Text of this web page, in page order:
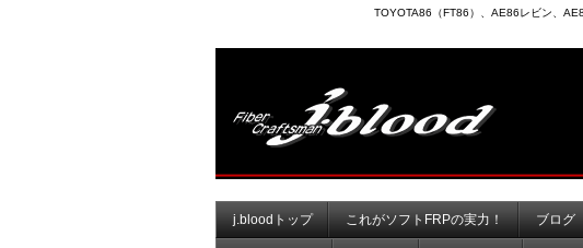
TOYOTA86（FT86）、AE86レビン、
j.bloodトップ これがソフトFRPの実力！ ブログ